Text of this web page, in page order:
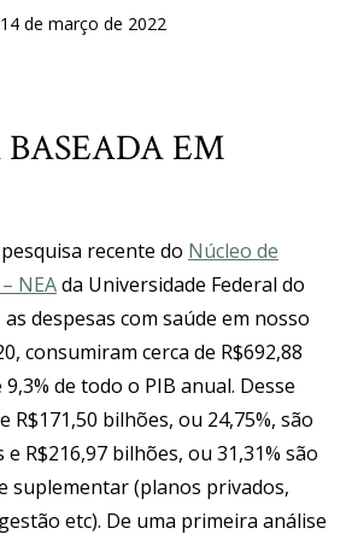
de março de 2022
EM
recente do Núcleo de
NEAda Universidade Federal do
despesas com saúde em nosso
consumiram cerca de R$692,88
de todo o PIB anual. Desse
R$171,50 bilhões, ou 24,75%, são
R$216,97 bilhões, ou 31,31% são
suplementar (planos privados,
etc). De uma primeira análise